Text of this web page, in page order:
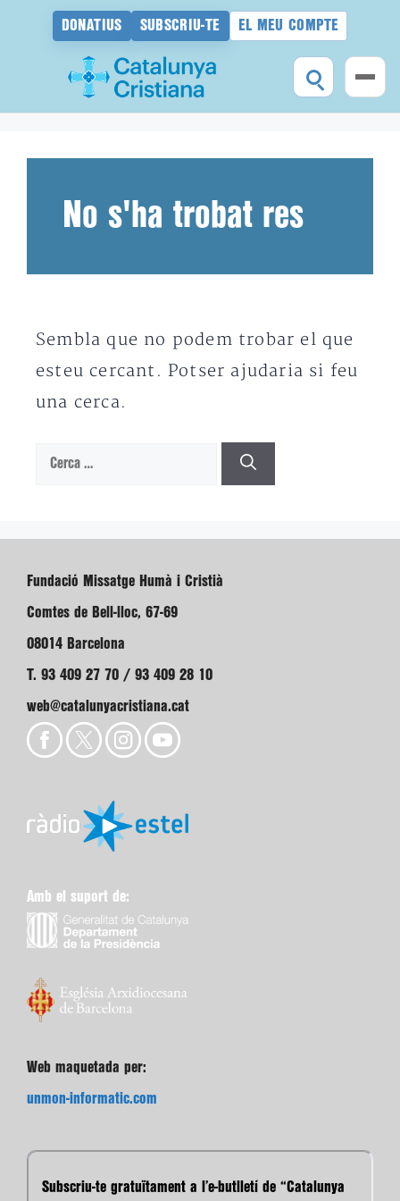
DONATIUS SUBSCRIU-TE EL MEU COMPTE
No s'ha trobat res
Sembla que no podem trobar el que
esteu cercant. Potser ajudaria si feu
una cerca.
Cerca:
Fundació Missatge Humà i Cristià
Comtes de Bell-lloc, 67-69
08014 Barcelona
T. 93 409 27 70 / 93 409 28 10
web@catalunyacristiana.cat
Amb el suport de:
Web maquetada per:
unmon-informatic.com
Subscriu-te gratuïtament a l’e-butlletí de “Catalunya